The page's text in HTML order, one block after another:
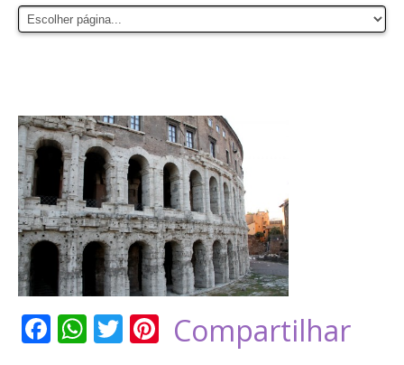
F W T Pi
Compartilhar